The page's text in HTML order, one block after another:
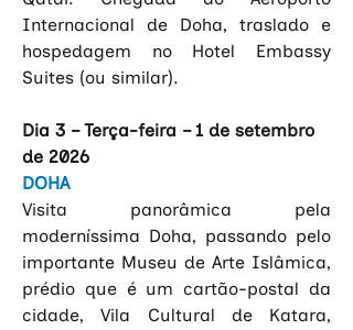
Internacional de Doha, traslado e
hospedagem no Hotel Embassy
Suites (ou similar).
Dia 3 – Terça-feira – 1 de setembro
de 2026
DOHA
Visita panorâmica pela
moderníssima Doha, passando pelo
importante Museu de Arte Islâmica,
prédio que é um cartão-postal da
cidade, Vila Cultural de Katara,